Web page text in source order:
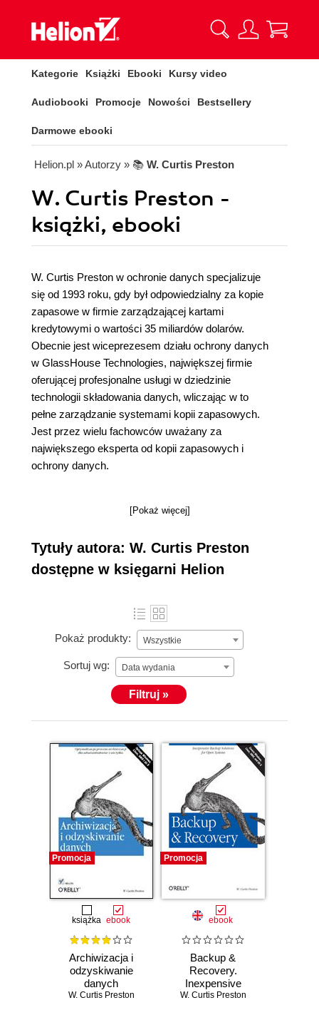
Kategorie Książki Ebooki Kursy video
Audiobooki Promocje Nowości Bestsellery
Darmowe ebooki
Helion.pl » Autorzy » 📚 W. Curtis Preston
W. Curtis Preston -
książki, ebooki
W. Curtis Preston w ochronie danych specjalizuje
się od 1993 roku, gdy był odpowiedzialny za kopie
zapasowe w firmie zarządzającej kartami
kredytowymi o wartości 35 miliardów dolarów.
Obecnie jest wiceprezesem działu ochrony danych
w GlassHouse Technologies, największej firmie
oferującej profesjonalne usługi w dziedzinie
technologii składowania danych, wliczając w to
pełne zarządzanie systemami kopii zapasowych.
Jest przez wielu fachowców uważany za
największego eksperta od kopii zapasowych i
ochrony danych.
[Pokaż więcej]
Tytuły autora: W. Curtis Preston
dostępne w księgarni Helion
Pokaż produkty: Wszystkie
Sortuj wg: Data wydania
Filtruj »
Promocja
książka ebook
Archiwizacja i
odzyskiwanie
danych
W. Curtis Preston
Promocja
ebook
Backup &
Recovery.
Inexpensive
Backup Solutions
W. Curtis Preston